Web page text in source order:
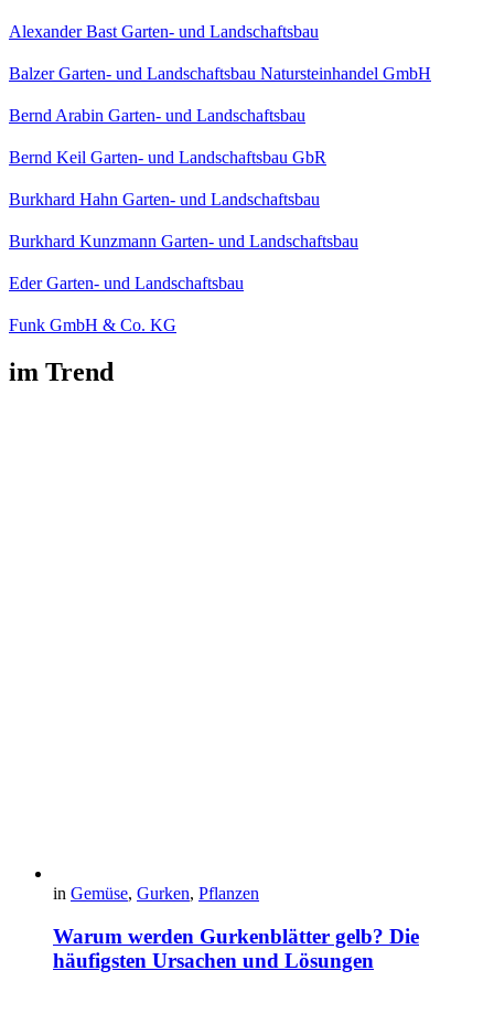
Alexander Bast Garten- und Landschaftsbau
Balzer Garten- und Landschaftsbau Natursteinhandel GmbH
Bernd Arabin Garten- und Landschaftsbau
Bernd Keil Garten- und Landschaftsbau GbR
Burkhard Hahn Garten- und Landschaftsbau
Burkhard Kunzmann Garten- und Landschaftsbau
Eder Garten- und Landschaftsbau
Funk GmbH & Co. KG
im Trend
in Gemüse, Gurken, Pflanzen
Warum werden Gurkenblätter gelb? Die
häufigsten Ursachen und Lösungen